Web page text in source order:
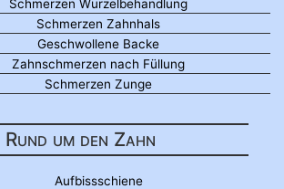
Schmerzen Wurzelbehandlung
Schmerzen Zahnhals
Geschwollene Backe
Zahnschmerzen nach Füllung
Schmerzen Zunge
Rund um den Zahn
Aufbissschiene